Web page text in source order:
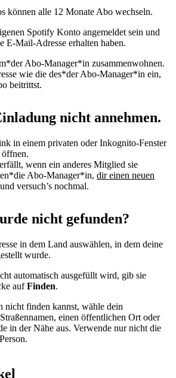
können alle 12 Monate Abo wechseln.
Spotify Konto angemeldet sein und
E-Mail-Adresse erhalten haben.
Abo-Manager*in zusammenwohnen.
wie die des*der Abo-Manager*in ein,
beitrittst.
nicht annehmen.
in einem privaten oder Inkognito-Fenster
öffnen.
wenn ein anderes Mitglied sie
Abo-Manager*in, dir einen neuen
versuch’s nochmal.
nicht gefunden?
in dem Land auswählen, in dem deine
wurde.
automatisch ausgefüllt wird, gib sie
aufFinden.
nicht finden kannst, wähle dein
einen öffentlichen Ort oder
in der Nähe aus. Verwende nur nicht die